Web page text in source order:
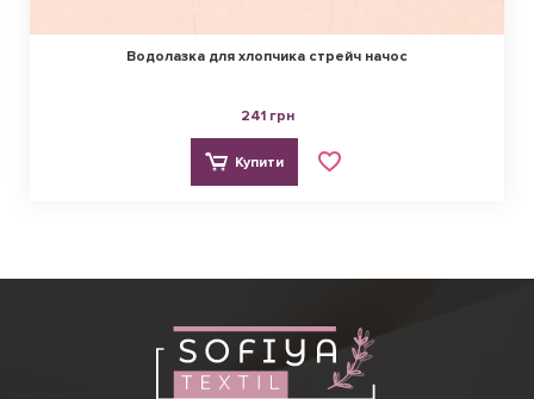
Водолазка для хлопчика стрейч начос
241 грн
Купити